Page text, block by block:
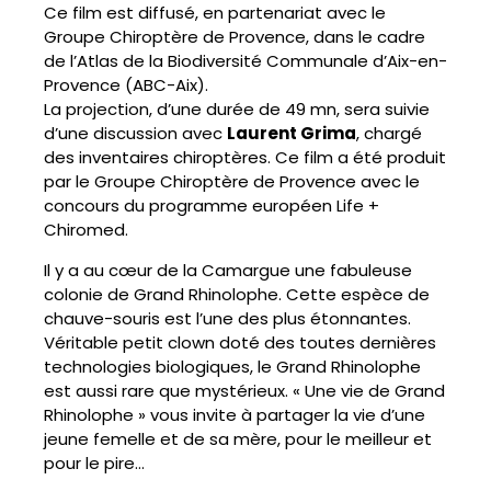
Ce film est diffusé, en partenariat avec le
Groupe Chiroptère de Provence, dans le cadre
de l’Atlas de la Biodiversité Communale d’Aix-en-
Provence (ABC-Aix).
La projection, d’une durée de 49 mn, sera suivie
d’une discussion avec Laurent Grima, chargé
des inventaires chiroptères. Ce film a été produit
par le Groupe Chiroptère de Provence avec le
concours du programme européen Life +
Chiromed.
Il y a au cœur de la Camargue une fabuleuse
colonie de Grand Rhinolophe. Cette espèce de
chauve-souris est l’une des plus étonnantes.
Véritable petit clown doté des toutes dernières
technologies biologiques, le Grand Rhinolophe
est aussi rare que mystérieux. « Une vie de Grand
Rhinolophe » vous invite à partager la vie d’une
jeune femelle et de sa mère, pour le meilleur et
pour le pire…